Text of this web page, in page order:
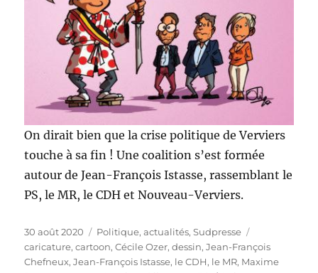
On dirait bien que la crise politique de Verviers
touche à sa fin ! Une coalition s’est formée
autour de Jean-François Istasse, rassemblant le
PS, le MR, le CDH et Nouveau-Verviers.
Publié
le
30 août 2020 Catégories
Politique, actualités,Sudpresse
caricature,cartoon,Cécile Ozer,dessin,Jean-François
Chefneux,Jean-François Istasse, le CDH, le MR, Maxime